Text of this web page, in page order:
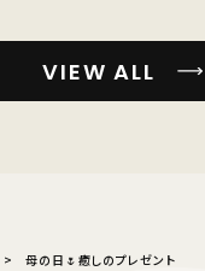
VIEW ALL
母の日🌷癒しのプレゼント